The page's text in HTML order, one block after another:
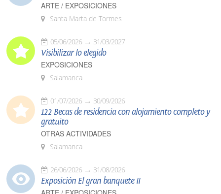
ARTE / EXPOSICIONES
Santa Marta de Tormes
05/06/2026 31/03/2027
Visibilizar lo elegido
EXPOSICIONES
Salamanca
01/07/2026 30/09/2026
122 Becas de residencia con alojamiento completo y
gratuito
OTRAS ACTIVIDADES
Salamanca
26/06/2026 31/08/2026
Exposición El gran banquete II